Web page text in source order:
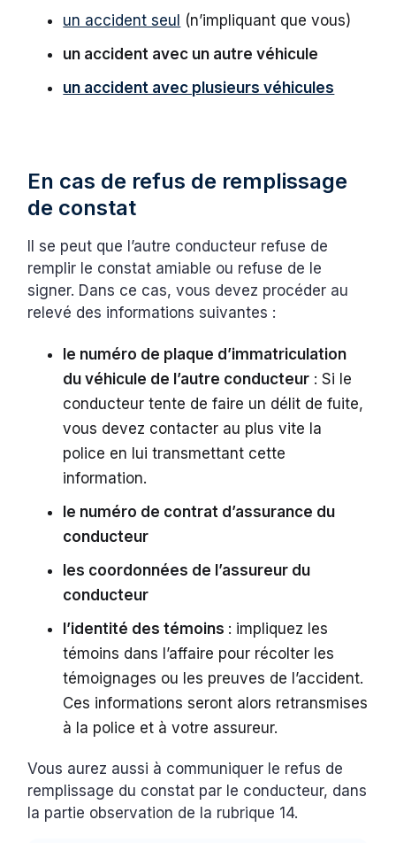
un accident seul (n’impliquant que vous)
un accident avec un autre véhicule
un accident avec plusieurs véhicules
En cas de refus de remplissage
de constat
Il se peut que l’autre conducteur refuse de
remplir le constat amiable ou refuse de le
signer. Dans ce cas, vous devez procéder au
relevé des informations suivantes :
le numéro de plaque d’immatriculation
du véhicule de l’autre conducteur : Si le
conducteur tente de faire un délit de fuite,
vous devez contacter au plus vite la
police en lui transmettant cette
information.
le numéro de contrat d’assurance du
conducteur
les coordonnées de l’assureur du
conducteur
l’identité des témoins : impliquez les
témoins dans l’affaire pour récolter les
témoignages ou les preuves de l’accident.
Ces informations seront alors retransmises
à la police et à votre assureur.
Vous aurez aussi à communiquer le refus de
remplissage du constat par le conducteur, dans
la partie observation de la rubrique 14.